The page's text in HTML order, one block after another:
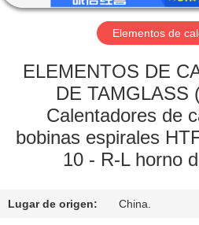
VISITA
LA
FÁBRICA
CONTROL
Elementos de
ELEMENTOS DE
DE TAMGLASS
Calentadores de
bobinas espirales
10 - R-L horno
Lugar de origen: China.